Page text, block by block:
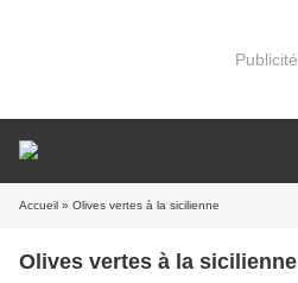
Publicité
Accueil » Olives vertes à la sicilienne
Olives vertes à la sicilienne